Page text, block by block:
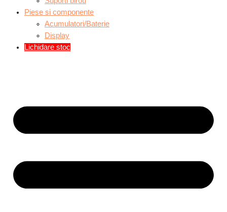
Piese si componente
Acumulatori/Baterie
Display
Lichidare stoc